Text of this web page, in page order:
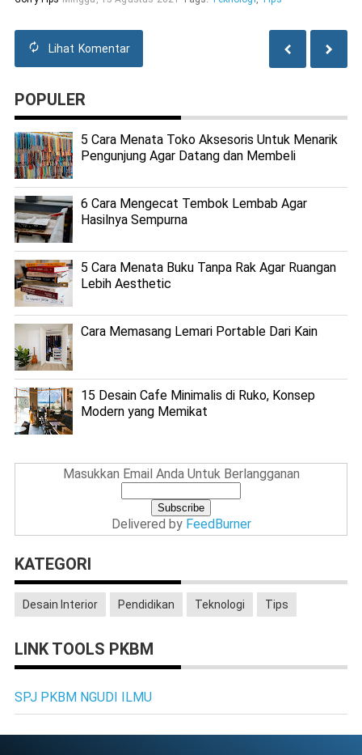
Lihat Komentar
POPULER
5 Cara Menata Toko Aksesoris Untuk Menarik
Pengunjung Agar Datang dan Membeli
6 Cara Mengecat Tembok Lembab Agar
Hasilnya Sempurna
5 Cara Menata Buku Tanpa Rak Agar Ruangan
Lebih Aesthetic
Cara Memasang Lemari Portable Dari Kain
15 Desain Cafe Minimalis di Ruko, Konsep
Modern yang Memikat
Masukkan Email Anda Untuk Berlangganan
Delivered by FeedBurner
KATEGORI
Desain Interior Pendidikan Teknologi Tips
LINK TOOLS PKBM
SPJ PKBM NGUDI ILMU